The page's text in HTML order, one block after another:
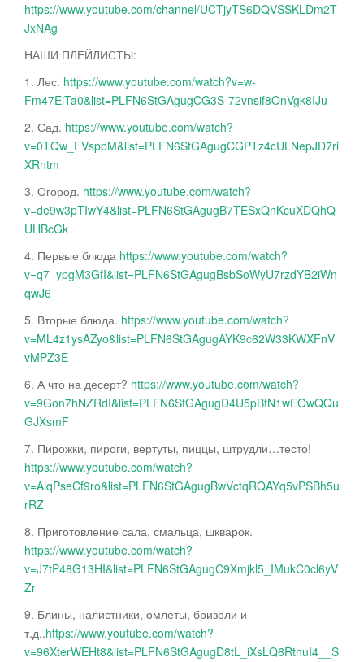
https://www.youtube.com/channel/UCTjyTS6DQVSSKLDm2T
JxNAg
НАШИ ПЛЕЙЛИСТЫ:
1. Лес. https://www.youtube.com/watch?v=w-
Fm47EiTa0&list=PLFN6StGAgugCG3S-72vnsif8OnVgk8IJu
2. Сад. https://www.youtube.com/watch?
v=0TQw_FVsppM&list=PLFN6StGAgugCGPTz4cULNepJD7ri
XRntm
3. Огород. https://www.youtube.com/watch?
v=de9w3pTIwY4&list=PLFN6StGAgugB7TESxQnKcuXDQhQ
UHBcGk
4. Первые блюда https://www.youtube.com/watch?
v=q7_ypgM3GfI&list=PLFN6StGAgugBsbSoWyU7rzdYB2iWn
qwJ6
5. Вторые блюда. https://www.youtube.com/watch?
v=ML4z1ysAZyo&list=PLFN6StGAgugAYK9c62W33KWXFnV
vMPZ3E
6. А что на десерт? https://www.youtube.com/watch?
v=9Gon7hNZRdI&list=PLFN6StGAgugD4U5pBfN1wEOwQQu
GJXsmF
7. Пирожки, пироги, вертуты, пиццы, штрудли…тесто!
https://www.youtube.com/watch?
v=AlqPseCf9ro&list=PLFN6StGAgugBwVctqRQAYq5vPSBh5u
rRZ
8. Приготовление сала, смальца, шкварок.
https://www.youtube.com/watch?
v=J7tP48G13HI&list=PLFN6StGAgugC9Xmjkl5_IMukC0cl6yV
Zr
9. Блины, налистники, омлеты, бризоли и
т.д..https://www.youtube.com/watch?
v=96XterWEHt8&list=PLFN6StGAgugD8tL_iXsLQ6RthuI4__S